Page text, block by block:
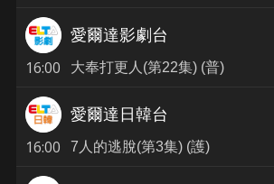
16:00
愛爾達影劇台
大奉打更人(第22集) (普)
16:00
愛爾達日韓台
7人的逃脫(第3集) (護)